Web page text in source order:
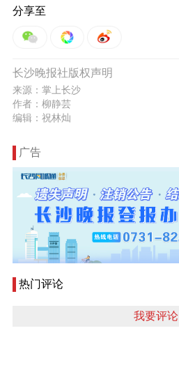
分享至
长沙晚报社版权声明
来源：掌上长沙
作者：柳静芸
编辑：祝林灿
广告
热门评论
我要评论